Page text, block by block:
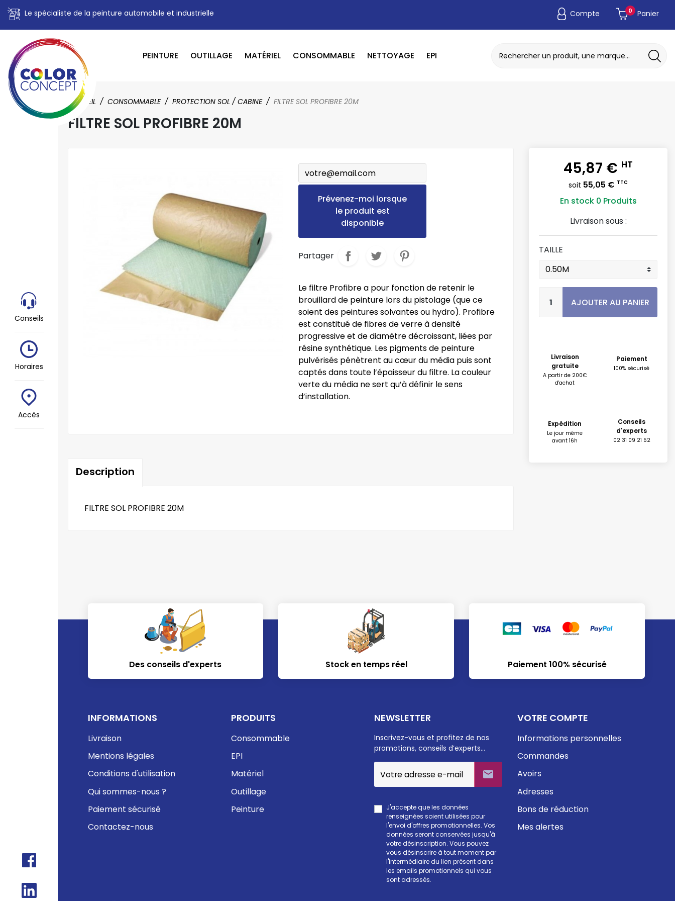
Le spécialiste de la peinture automobile et industrielle Compte 0 Panier
PEINTURE OUTILLAGE MATÉRIEL CONSOMMABLE NETTOYAGE EPI
ACCUEIL CONSOMMABLE PROTECTION SOL / CABINE FILTRE SOL PROFIBRE 20M
FILTRE SOL PROFIBRE 20M
Prévenez-moi lorsque
le produit est
disponible
Partager
Le filtre Profibre a pour fonction de retenir le
brouillard de peinture lors du pistolage (que ce
soient des peintures solvantes ou hydro). Profibre
est constitué de fibres de verre à densité
progressive et de diamètre décroissant, liées par
résine synthétique. Les pigments de peinture
pulvérisés pénètrent au cœur du média puis sont
captés dans toute l’épaisseur du filtre. La couleur
verte du média ne sert qu’à définir le sens
d’installation.
Description
FILTRE SOL PROFIBRE 20M
45,87 € HT
soit 55,05 € TTC
En stock 0 Produits
Livraison sous :
TAILLE
AJOUTER AU PANIER
Livraison
gratuite
A partir de 200€
d'achat
Paiement
100% sécurisé
Expédition
Le jour même
avant 16h
Conseils
d'experts
02 31 09 21 52
Des conseils d'experts Stock en temps réel Paiement 100% sécurisé
INFORMATIONS
Livraison
Mentions légales
Conditions d'utilisation
Qui sommes-nous ?
Paiement sécurisé
Contactez-nous
PRODUITS
Consommable
EPI
Matériel
Outillage
Peinture
NEWSLETTER
Inscrivez-vous et profitez de nos
promotions, conseils d’experts…

J'accepte que les données
renseignées soient utilisées pour
l'envoi d'offres promotionnelles. Vos
données seront conservées jusqu'à
votre désinscription. Vous pouvez
vous désinscrire à tout moment par
l'intermédiaire du lien présent dans
les emails promotionnels qui vous
sont adressés.
VOTRE COMPTE
Informations personnelles
Commandes
Avoirs
Adresses
Bons de réduction
Mes alertes
Conseils
Horaires
Accès